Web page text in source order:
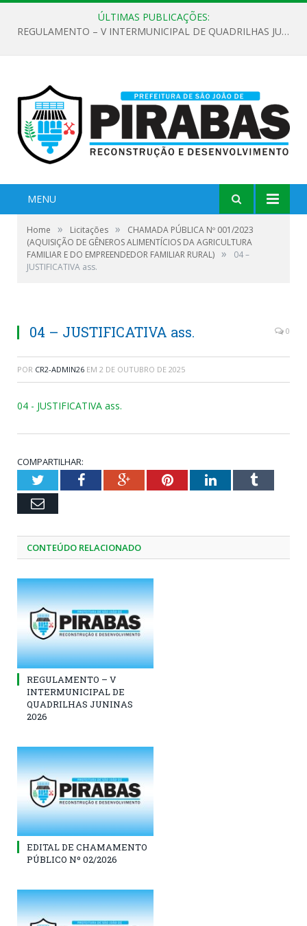
ÚLTIMAS PUBLICAÇÕES:
REGULAMENTO – V INTERMUNICIPAL DE QUADRILHAS JUNINAS 2026
MENU
Home » Licitações »
CHAMADA PÚBLICA Nº 001/2023
(AQUISIÇÃO DE GÊNEROS ALIMENTÍCIOS DA AGRICULTURA
FAMILIAR E DO EMPREENDEDOR FAMILIAR RURAL) »
04 –
JUSTIFICATIVA ass.
04 – JUSTIFICATIVA ass. 0
POR CR2-ADMIN26 EM 2 DE OUTUBRO DE 2025
04 - JUSTIFICATIVA ass.
COMPARTILHAR:
TwitterFacebookGoogle+PinterestLinkedInTumblr
Email
CONTEÚDO RELACIONADO
REGULAMENTO – V
INTERMUNICIPAL DE
QUADRILHAS JUNINAS
2026
EDITAL DE CHAMAMENTO
PÚBLICO Nº 02/2026